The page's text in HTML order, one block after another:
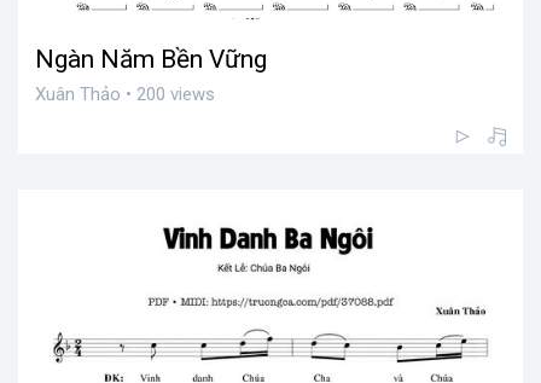
Ngàn Năm Bền Vững
Xuân Thảo • 200 views